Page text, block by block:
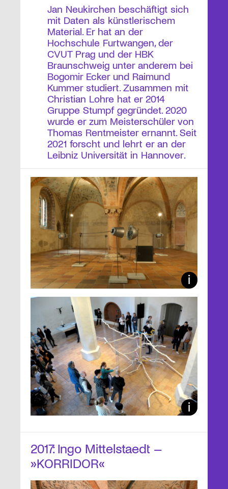
Jan Neukirchen beschäftigt sich
mit Daten als künstlerischem
Material. Er hat an der
Hochschule Furtwangen, der
CVUT Prag und der HBK
Braunschweig unter anderem bei
Bogomir Ecker und Raimund
Kummer studiert. Zusammen mit
Christian Lohre hat er 2014
Gruppe Stumpf gegründet. 2020
wurde er zum Meisterschüler von
Thomas Rentmeister ernannt. Seit
2021 forscht und lehrt er an der
Leibniz Universität in Hannover.
2017: Ingo Mittelstaedt –
»KORRIDOR«